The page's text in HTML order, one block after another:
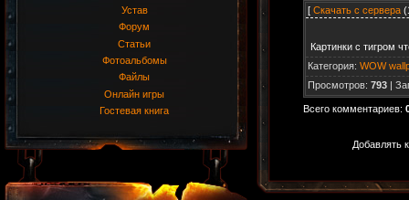
Устав
Форум
Статьи
Фотоальбомы
Файлы
Онлайн игры
Гостевая книга
[ Скачать с сервера
Картинки с тигром
Категория: WOW
Просмотров: 793 |
Всего комментариев:
Добавлять